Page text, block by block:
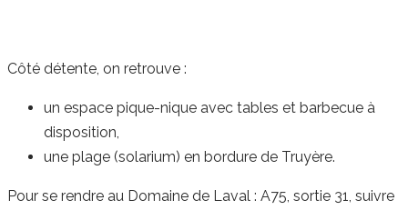
Côté détente, on retrouve :
un espace pique-nique avec tables et barbecue à
disposition,
une plage (solarium) en bordure de Truyère.
Pour se rendre au Domaine de Laval : A75, sortie 31, suivre